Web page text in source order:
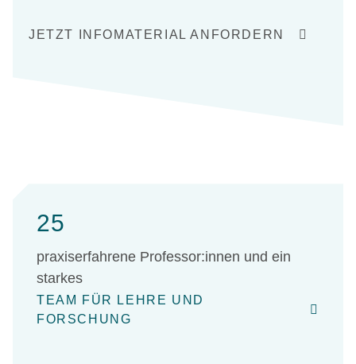
JETZT INFOMATERIAL ANFORDERN
25
praxiserfahrene Professor:innen und ein
starkes
TEAM FÜR LEHRE UND
FORSCHUNG